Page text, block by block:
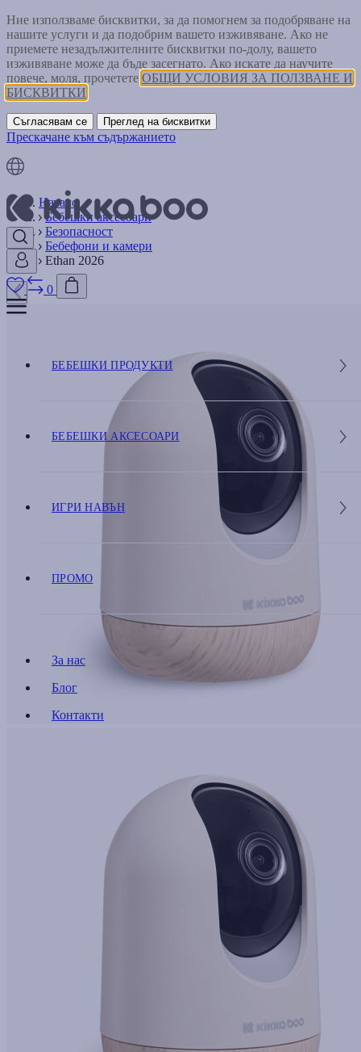
Ние използваме бисквитки, за да помогнем за подобряване на
нашите услуги и да подобрим вашето изживяване. Ако не
приемете незадължителните бисквитки по-долу, вашето
изживяване може да бъде засегнато. Ако искате да научите
повече, моля, прочетете ОБЩИ УСЛОВИЯ ЗА ПОЛЗВАНЕ И
БИСКВИТКИ
Съгласявам се Преглед на бисквитки
Прескачане към съдържанието
0
БЕБЕШКИ ПРОДУКТИ
БЕБЕШКИ АКСЕСОАРИ
ИГРИ НАВЪН
ПРОМО
За нас
Блог
Контакти
Начало
Бебешки аксесоари
Безопасност
Бебефони и камери
Ethan 2026